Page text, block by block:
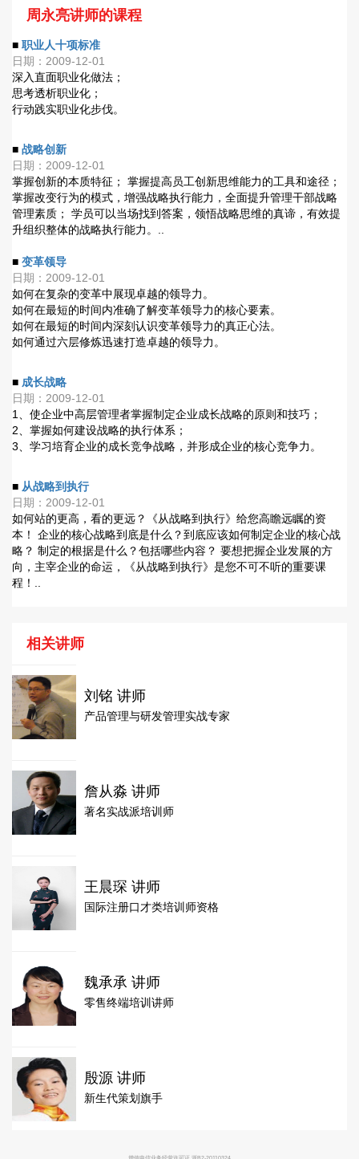
周永亮讲师的课程
■ 职业人十项标准
日期：2009-12-01
深入直面职业化做法；
思考透析职业化；
行动践实职业化步伐。
■ 战略创新
日期：2009-12-01
掌握创新的本质特征； 掌握提高员工创新思维能力的工具和途径；
掌握改变行为的模式，增强战略执行能力，全面提升管理干部战略
管理素质； 学员可以当场找到答案，领悟战略思维的真谛，有效提
升组织整体的战略执行能力。..
■ 变革领导
日期：2009-12-01
如何在复杂的变革中展现卓越的领导力。
如何在最短的时间内准确了解变革领导力的核心要素。
如何在最短的时间内深刻认识变革领导力的真正心法。
如何通过六层修炼迅速打造卓越的领导力。
■ 成长战略
日期：2009-12-01
1、使企业中高层管理者掌握制定企业成长战略的原则和技巧；
2、掌握如何建设战略的执行体系；
3、学习培育企业的成长竞争战略，并形成企业的核心竞争力。
■ 从战略到执行
日期：2009-12-01
如何站的更高，看的更远？《从战略到执行》给您高瞻远瞩的资
本！ 企业的核心战略到底是什么？到底应该如何制定企业的核心战
略？ 制定的根据是什么？包括哪些内容？ 要想把握企业发展的方
向，主宰企业的命运，《从战略到执行》是您不可不听的重要课
程！..
相关讲师
刘铭 讲师
产品管理与研发管理实战专家
詹从淼 讲师
著名实战派培训师
王晨琛 讲师
国际注册口才类培训师资格
魏承承 讲师
零售终端培训讲师
殷源 讲师
新生代策划旗手